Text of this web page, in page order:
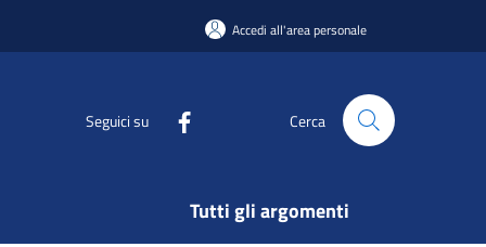
Accedi all'area personale
Seguici su Cerca
Tutti gli argomenti